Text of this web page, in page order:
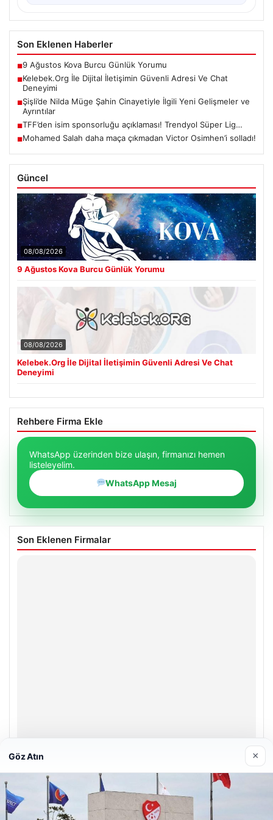
Son Eklenen Haberler
■9 Ağustos Kova Burcu Günlük Yorumu
■Kelebek.Org İle Dijital İletişimin Güvenli Adresi Ve Chat
Deneyimi
■Şişli’de Nilda Müge Şahin Cinayetiyle İlgili Yeni Gelişmeler ve
Ayrıntılar
■TFF’den isim sponsorluğu açıklaması! Trendyol Süper Lig…
■Mohamed Salah daha maça çıkmadan Victor Osimhen’i solladı!
Güncel
08/08/2026
9 Ağustos Kova Burcu Günlük Yorumu
08/08/2026
Kelebek.Org İle Dijital İletişimin Güvenli Adresi Ve Chat
Deneyimi
Rehbere Firma Ekle
WhatsApp üzerinden bize ulaşın, firmanızı hemen
listeleyelim.
WhatsApp Mesaj
Son Eklenen Firmalar
Enes Kaplan Avukatlık Bürosu
Göz Atın ×